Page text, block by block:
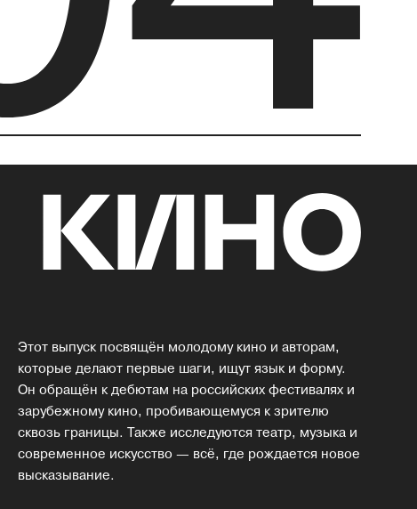
Этот выпуск посвящён молодому кино и авторам,
которые делают первые шаги, ищут язык и форму.
Он обращён к дебютам на российских фестивалях и
зарубежному кино, пробивающемуся к зрителю
сквозь границы. Также исследуются театр, музыка и
современное искусство — всё, где рождается новое
высказывание.